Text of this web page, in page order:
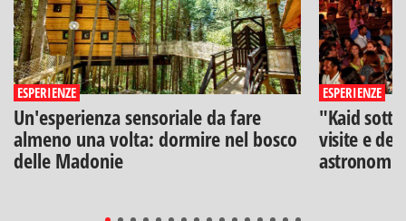
ESPERIENZE
Un'esperienza sensoriale da fare
almeno una volta: dormire nel bosco
delle Madonie
ESPERIENZE
"Kaid
visite e
astronomia